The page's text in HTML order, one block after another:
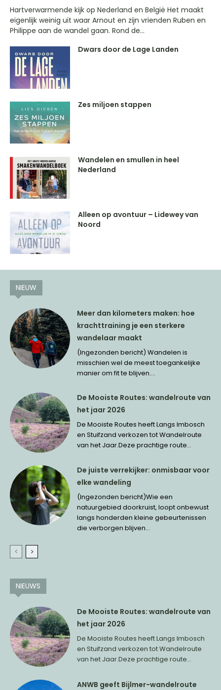
Hartverwarmende kijk op Nederland en België Het maakt
eigenlijk weinig uit waar Arnout en zijn vrienden Ruben en
Philippe aan de wandel gaan. Rond de...
Dwars door de Lage Landen
Zes miljoen stappen
Wandelen en smullen in heel
Nederland
Alleen op avontuur – Lidewey van
Noord
NIEUW
Meer dan kilometers maken: hoe
krachttraining je een sterkere
wandelaar maakt
(Ingezonden bericht) Wandelen is
misschien wel de meest toegankelijke
manier om fit te blijven....
De Mooiste Routes: wandelroute van
het jaar 2026
De Mooiste Routes heeft Langs Imbosch
en Stuifzand verkozen tot Wandelroute
van het Jaar.Deze prachtige route...
De juiste verrekijker: onmisbaar voor
elke wandeling
(Ingezonden bericht)Wie een
natuurgebied doorkruist, loopt onbewust
langs honderden kleine gebeurtenissen
die verborgen blijven...
NIEUWS
De Mooiste Routes: wandelroute van
het jaar 2026
De Mooiste Routes heeft Langs Imbosch
en Stuifzand verkozen tot Wandelroute
van het Jaar.Deze prachtige route...
ANWB geeft Bijlmer-wandelroute